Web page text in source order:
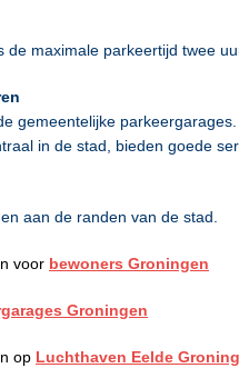
de maximale parkeertijd twee
gemeentelijke parkeergarages.
in de stad, bieden goede
aan de randen van de stad.
voor bewoners Groningen
Groningen
op Luchthaven Eelde